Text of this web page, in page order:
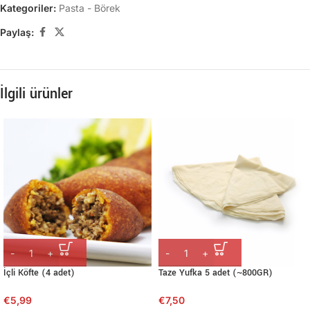
Kategoriler: Pasta - Börek
Paylaş:
İlgili ürünler
İçli Köfte (4 adet)
€5,99
Taze Yufka 5 adet (~800GR)
€7,50